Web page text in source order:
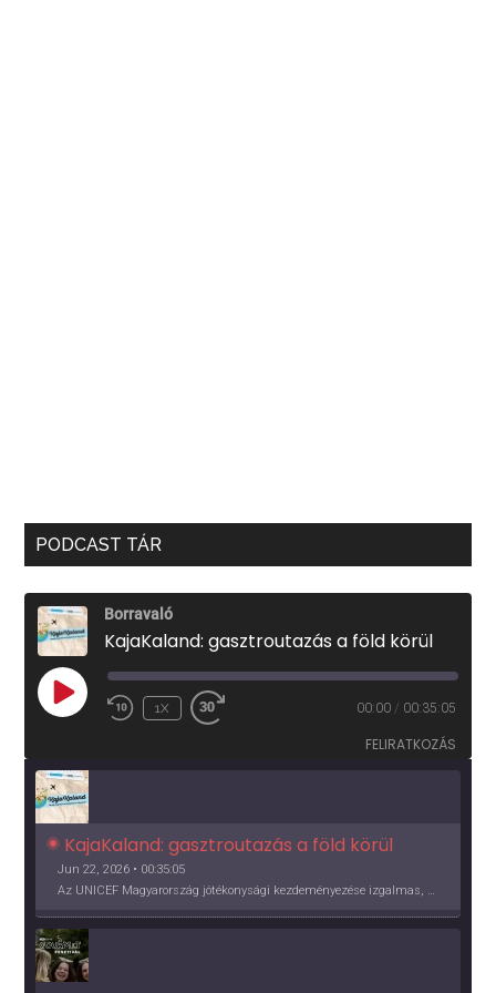
PODCAST TÁR
Borravaló
KajaKaland: gasztroutazás a föld körül
PLAY
EPISODE
1X 00:00 / 00:35:05
FELIRATKOZÁS
KajaKaland: gasztroutazás a föld körül
Jun 22, 2026 • 00:35:05
Az UNICEF Magyarország jótékonysági kezdeményezése izgalmas, egész éves világkörüli ízutazásra hív, igazi családi program és gasztroedukáció, illetve segítség a rászorulóknak is egyben.